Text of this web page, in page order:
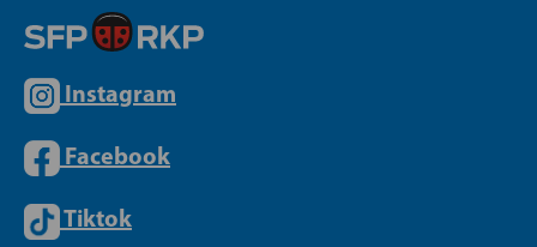
Instagram
Facebook
Tiktok